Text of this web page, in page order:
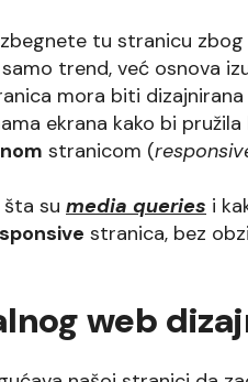
tu stranicu
trend, već osnova
mora biti
ekrana kako bi
stranicom (
su media queries i
stranica, bez
web